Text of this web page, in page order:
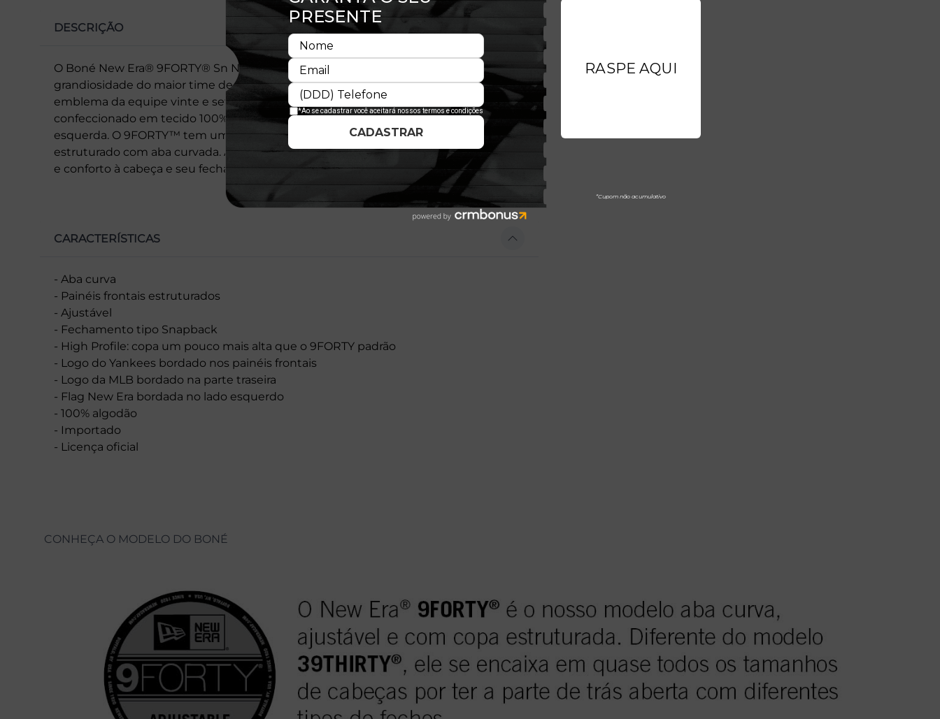
DESCRIÇÃO
O Boné New Era® 9FORTY® Sn New York Yankees Blk Blk exalta toda a
grandiosidade do maior time de beisebol do mundo, carregando o clássico
emblema da equipe vinte e sete vezes campeã da World Series. O cap é
confeccionado em tecido 100% algodão e recebe clássica flag New Era® na lateral
esquerda. O 9FORTY™ tem um visual mais clássico e universitário, sendo um boné
estruturado com aba curvada. A tecnologia adjustable garante uma maior aderência
e conforto à cabeça e seu fechamento snapback é bem prático.
CARACTERÍSTICAS
- Aba curva
- Painéis frontais estruturados
- Ajustável
- Fechamento tipo Snapback
- High Profile: copa um pouco mais alta que o 9FORTY padrão
- Logo do Yankees bordado nos painéis frontais
- Logo da MLB bordado na parte traseira
- Flag New Era bordada no lado esquerdo
- 100% algodão
- Importado
- Licença oficial
CONHEÇA O MODELO DO BONÉ